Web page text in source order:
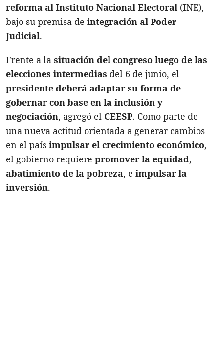
reforma al Instituto Nacional Electoral (INE),
bajo su premisa de integración al Poder
Judicial.
Frente a la situación del congreso luego de las
elecciones intermedias del 6 de junio, el
presidente deberá adaptar su forma de
gobernar con base en la inclusión y
negociación, agregó el CEESP. Como parte de
una nueva actitud orientada a generar cambios
en el país impulsar el crecimiento económico,
el gobierno requiere promover la equidad,
abatimiento de la pobreza, e impulsar la
inversión.